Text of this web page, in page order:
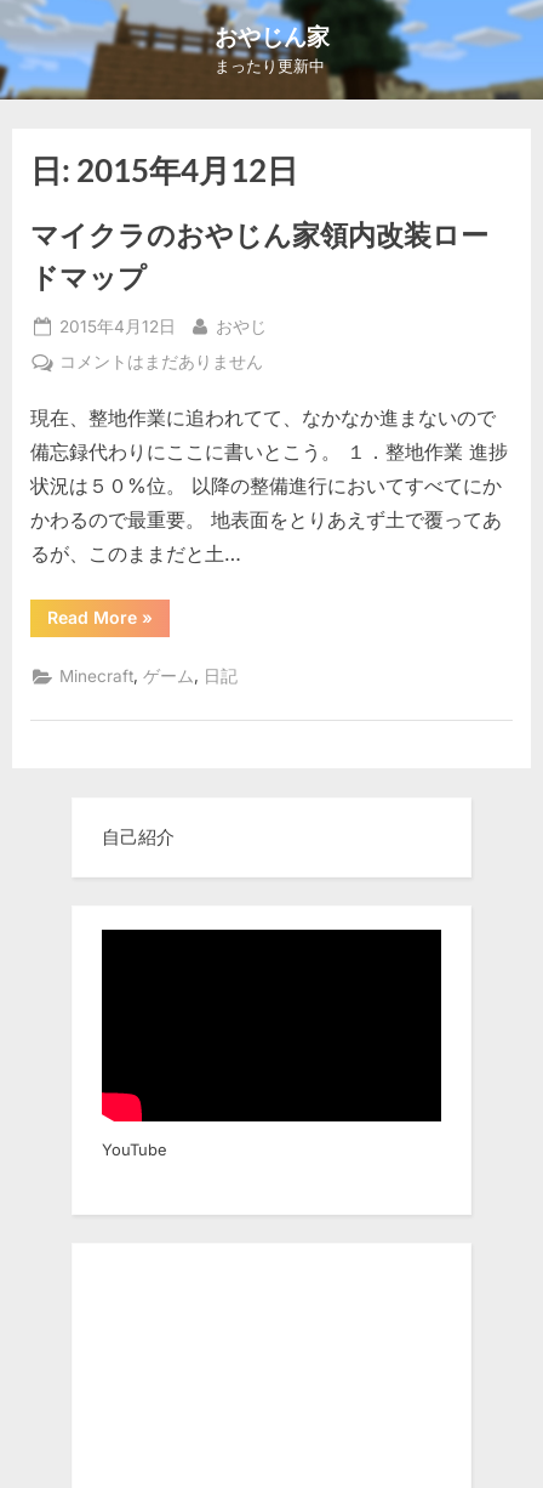
Skip
to
content
おやじん家
まったり更新中
日: 2015年4月12日
マイクラのおやじん家領内改装ロー
ドマップ
Posted
on
2015年4月12日 By
おやじ
マ
ク
ラ
お
や
じ
家
領
内
装
コメントはまだありません
現在、整地作業に追われてて、なかなか進まないので
備忘録代わりにここに書いとこう。 １．整地作業 進捗
状況は５０%位。 以降の整備進行においてすべてにか
かわるので最重要。 地表面をとりあえず土で覆ってあ
るが、このままだと土…
Read More“マ
イ
ラ
の
や
装
»
Minecraft,ゲーム, 日記
自己紹介
YouTube